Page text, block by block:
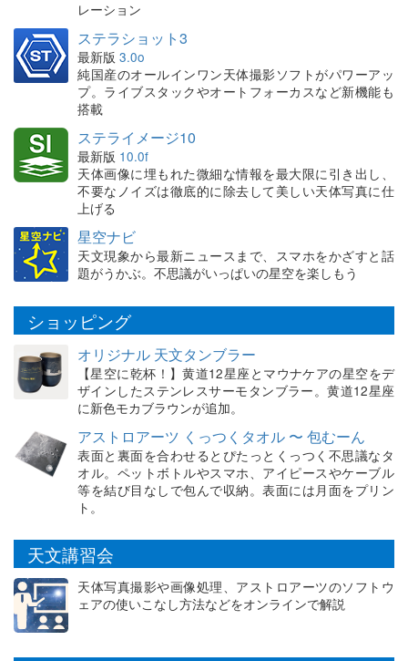
レーション
ステラショット3
最新版 3.0o
純国産のオールインワン天体撮影ソフトがパワーアッ
プ。ライブスタックやオートフォーカスなど新機能も
搭載
ステライメージ10
最新版 10.0f
天体画像に埋もれた微細な情報を最大限に引き出し、
不要なノイズは徹底的に除去して美しい天体写真に仕
上げる
星空ナビ
天文現象から最新ニュースまで、スマホをかざすと話
題がうかぶ。不思議がいっぱいの星空を楽しもう
ショッピング
オリジナル 天文タンブラー
【星空に乾杯！】黄道12星座とマウナケアの星空をデ
ザインしたステンレスサーモタンブラー。黄道12星座
に新色モカブラウンが追加。
アストロアーツ くっつくタオル 〜 包むーん
表面と裏面を合わせるとぴたっとくっつく不思議なタ
オル。ペットボトルやスマホ、アイピースやケーブル
等を結び目なしで包んで収納。表面には月面をプリン
ト。
天文講習会
天体写真撮影や画像処理、アストロアーツのソフトウ
ェアの使いこなし方法などをオンラインで解説